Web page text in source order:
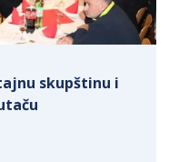
skupštinu i